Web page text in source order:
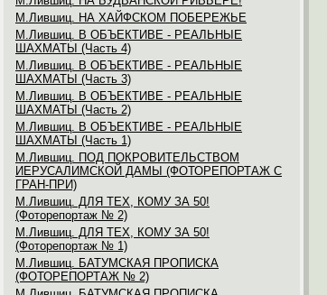
М.Лившиц. НА ХАЙФСКОМ ПОБЕРЕЖЬЕ
М.Лившиц. В ОБЪЕКТИВЕ - РЕАЛЬНЫЕ
ШАХМАТЫ (Часть 4)
М.Лившиц. В ОБЪЕКТИВЕ - РЕАЛЬНЫЕ
ШАХМАТЫ (Часть 3)
М.Лившиц. В ОБЪЕКТИВЕ - РЕАЛЬНЫЕ
ШАХМАТЫ (Часть 2)
М.Лившиц. В ОБЪЕКТИВЕ - РЕАЛЬНЫЕ
ШАХМАТЫ (Часть 1)
М.Лившиц. ПОД ПОКРОВИТЕЛЬСТВОМ
ИЕРУСАЛИМСКОЙ ДАМЫ (ФОТОРЕПОРТАЖ С
ГРАН-ПРИ)
М.Лившиц. ДЛЯ ТЕХ, КОМУ ЗА 50!
(Фоторепортаж № 2)
М.Лившиц. ДЛЯ ТЕХ, КОМУ ЗА 50!
(Фоторепортаж № 1)
М.Лившиц. БАТУМСКАЯ ПРОПИСКА
(ФОТОРЕПОРТАЖ № 2)